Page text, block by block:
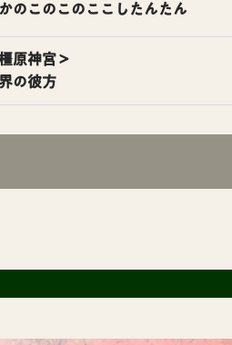
のこのこのここしたんたん
原神宮＞
の彼方